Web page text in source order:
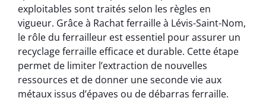
exploitables sont traités selon les règles en
vigueur. Grâce à Rachat ferraille à Lévis-Saint-Nom,
le rôle du ferrailleur est essentiel pour assurer un
recyclage ferraille efficace et durable. Cette étape
permet de limiter l’extraction de nouvelles
ressources et de donner une seconde vie aux
métaux issus d’épaves ou de débarras ferraille.